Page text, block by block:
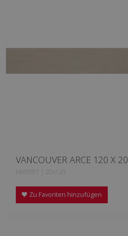
VANCOUVER ARCE 120 X 20
HMS991 | 20x120
Zu Favoriten hinzufügen